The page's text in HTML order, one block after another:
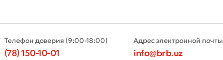
Телефон доверия (9:00-18:00)
(78) 150-10-01
Адрес электронной почты
info@brb.uz